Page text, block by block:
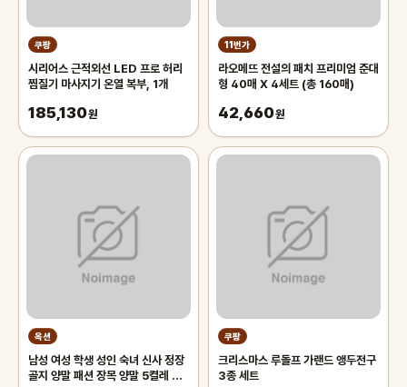
쿠팡
시리어스 근적외선 LED 프로 허리
찜질기 마사지기 온열 복부, 1개
185,130원
11번가
라오메뜨 전설의 패치 프리미엄 준대
형 40매 X 4세트 (총 160매)
42,660원
옥션
남성 여성 학생 성인 숙녀 신사 정장
골지 양말 패션 장목 양말 5켤레 세
쿠팡
크리스마스 루돌프 가랜드 앵두전구
3종 세트